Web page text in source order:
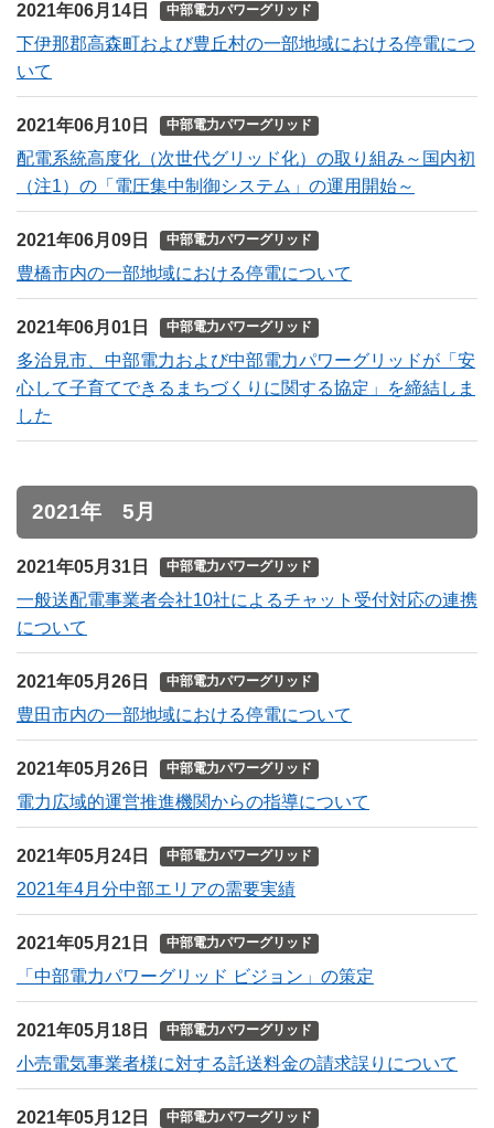
2021年06月14日 中部電力パワーグリッド
下伊那郡高森町および豊丘村の一部地域における停電につ
いて
2021年06月10日 中部電力パワーグリッド
配電系統高度化（次世代グリッド化）の取り組み～国内初
（注1）の「電圧集中制御システム」の運用開始～
2021年06月09日 中部電力パワーグリッド
豊橋市内の一部地域における停電について
2021年06月01日 中部電力パワーグリッド
多治見市、中部電力および中部電力パワーグリッドが「安
心して子育てできるまちづくりに関する協定」を締結しま
した
2021年 5月
2021年05月31日 中部電力パワーグリッド
一般送配電事業者会社10社によるチャット受付対応の連携
について
2021年05月26日 中部電力パワーグリッド
豊田市内の一部地域における停電について
2021年05月26日 中部電力パワーグリッド
電力広域的運営推進機関からの指導について
2021年05月24日 中部電力パワーグリッド
2021年4月分中部エリアの需要実績
2021年05月21日 中部電力パワーグリッド
「中部電力パワーグリッド ビジョン」の策定
2021年05月18日 中部電力パワーグリッド
小売電気事業者様に対する託送料金の請求誤りについて
2021年05月12日 中部電力パワーグリッド